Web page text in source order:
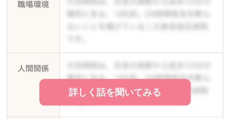
詳しく話を聞いてみる